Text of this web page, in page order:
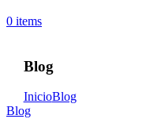
0 items
Blog
InicioBlog
Blog